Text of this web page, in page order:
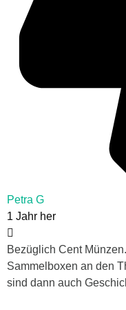
Petra G
1 Jahr her
Bezüglich Cent
Sammelboxen an den
sind dann auch